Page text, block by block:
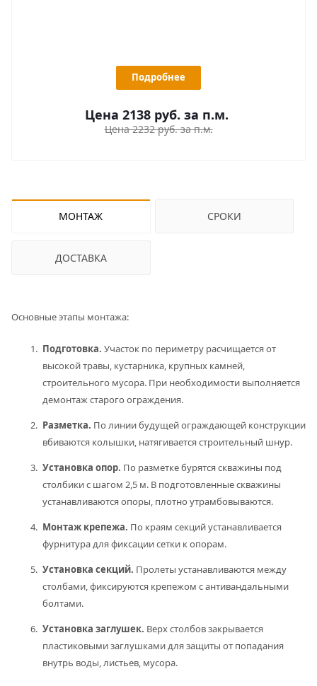
Подробнее
Цена 2138 руб. за п.м.
Цена 2232 руб. за п.м.
МОНТАЖ СРОКИ
ДОСТАВКА
Основные этапы монтажа:
Подготовка. Участок по периметру расчищается от
высокой травы, кустарника, крупных камней,
строительного мусора. При необходимости выполняется
демонтаж старого ограждения.
Разметка. По линии будущей ограждающей конструкции
вбиваются колышки, натягивается строительный шнур.
Установка опор. По разметке бурятся скважины под
столбики с шагом 2,5 м. В подготовленные скважины
устанавливаются опоры, плотно утрамбовываются.
Монтаж крепежа. По краям секций устанавливается
фурнитура для фиксации сетки к опорам.
Установка секций. Пролеты устанавливаются между
столбами, фиксируются крепежом с антивандальными
болтами.
Установка заглушек. Верх столбов закрывается
пластиковыми заглушками для защиты от попадания
внутрь воды, листьев, мусора.